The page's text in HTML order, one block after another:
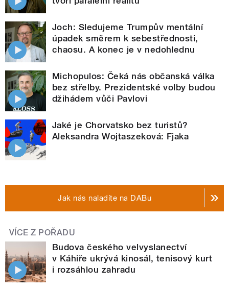
Joch: Sledujeme Trumpův mentální
úpadek směrem k sebestřednosti,
chaosu. A konec je v nedohlednu
Michopulos: Čeká nás občanská válka
bez střelby. Prezidentské volby budou
džihádem vůči Pavlovi
Jaké je Chorvatsko bez turistů?
Aleksandra Wojtaszeková: Fjaka
Jak nás naladíte na DABu
VÍCE Z POŘADU
Budova českého velvyslanectví
v Káhiře ukrývá kinosál, tenisový kurt
i rozsáhlou zahradu